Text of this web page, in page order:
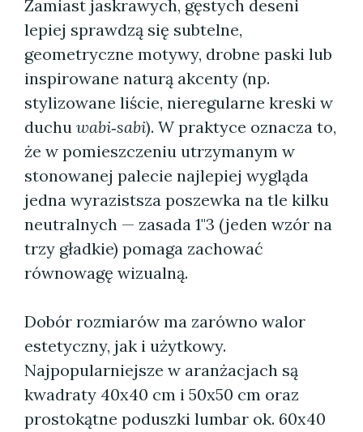
Zamiast jaskrawych, gęstych deseni
lepiej sprawdzą się subtelne,
geometryczne motywy, drobne paski lub
inspirowane naturą akcenty (np.
stylizowane liście, nieregularne kreski w
duchu wabi‑sabi). W praktyce oznacza to,
że w pomieszczeniu utrzymanym w
stonowanej palecie najlepiej wygląda
jedna wyrazistsza poszewka na tle kilku
neutralnych — zasada 1"3 (jeden wzór na
trzy gładkie) pomaga zachować
równowagę wizualną.
Dobór rozmiarów ma zarówno walor
estetyczny, jak i użytkowy.
Najpopularniejsze w aranżacjach są
kwadraty 40x40 cm i 50x50 cm oraz
prostokątne poduszki lumbar ok. 60x40